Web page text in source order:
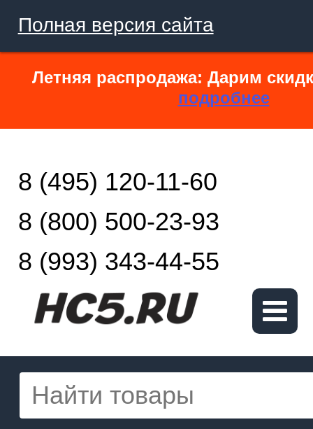
Полная версия сайта
Летняя распродажа: Дарим
подробнее
8 (495) 120-11-60
8 (800) 500-23-93
8 (993) 343-44-55